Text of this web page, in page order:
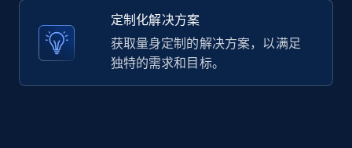
price, Currency, Availability, Reviews count, and
more.
定制化解决方案
获取量身定制的解决方案，以满足
独特的需求和目标。